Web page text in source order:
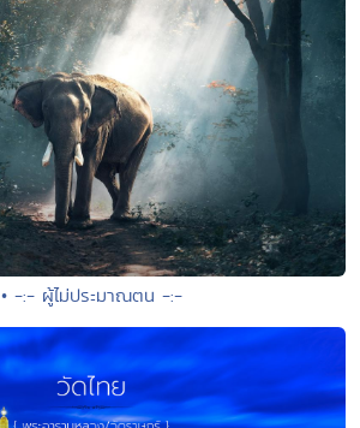
• -:- ผู้ไม่ประมาณตน -:-